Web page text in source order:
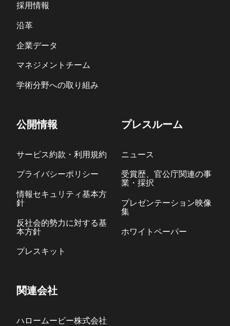
採用情報
沿革
企業データ
マネジメントチーム
学術分野への取り組み
公開情報
サービス約款・利用規約
プライバシーポリシー
情報セキュリティ基本方
針
反社会的勢力に対する基
本方針
プレスキット
プレスルーム
ニュース
受賞歴、官公庁関連の事
業・採択
プレゼンテーション映像
集
ホワイトペーパー
関連会社
ハロームービー株式会社